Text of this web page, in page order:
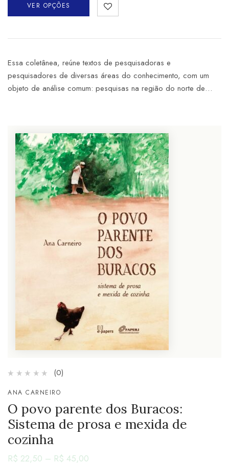
VER OPÇÕES
Essa coletânea, reúne textos de pesquisadoras e
pesquisadores de diversas áreas do conhecimento, com um
objeto de análise comum: pesquisas na região do norte de…
(0)
ANA CARNEIRO
O povo parente dos Buracos:
Sistema de prosa e mexida de
cozinha
R$ 22,50 – R$ 45,00